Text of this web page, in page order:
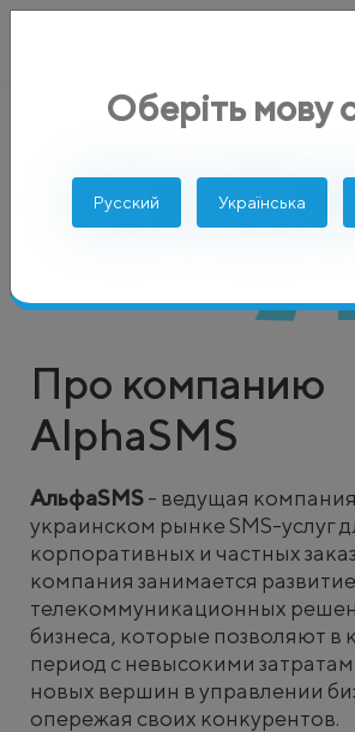
Про компанию
AlphaSMS
АльфаSMS- ведущая
украинском рынке SMS-услуг
корпоративных и частных
компания занимается
телекоммуникационных
бизнеса, которые позволяют в
период с невысокими
новых вершин в управлении
опережая своих конкурентов.
Оберіть мову
Русский Українська